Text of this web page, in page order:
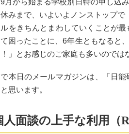
月から始まる学校別日特の申し込
みまで、いよいよノンストップ
をきちんとまわしていくことが
困ったことに、6年生ともなると
」とお感じのご家庭も多いのでは
本日のメールマガジンは、「日
思います。
人面談の上手な利用（